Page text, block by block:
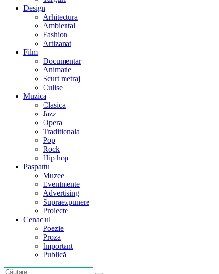
Design
Arhitectura
Ambiental
Fashion
Artizanat
Film
Documentar
Animatie
Scurt metraj
Culise
Muzica
Clasica
Jazz
Opera
Traditionala
Pop
Rock
Hip hop
Paspartu
Muzee
Evenimente
Advertising
Supraexpunere
Proiecte
Cenaclul
Poezie
Proza
Important
Publică